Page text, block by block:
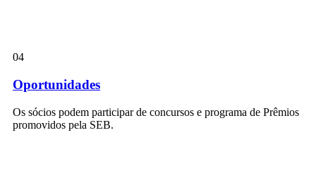
04
Oportunidades
Os sócios podem participar de concursos e programa de Prêmios
promovidos pela SEB.